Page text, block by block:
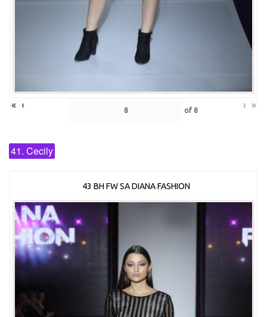
« ‹ of 8 › »
41. Cecily
43 BH FW SA DIANA FASHION